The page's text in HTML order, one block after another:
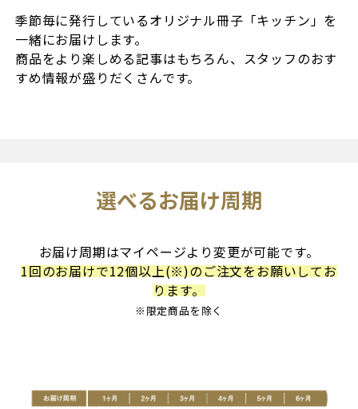
季節毎に発行しているオリジナル冊子「キッチン」を
一緒にお届けします。
商品をより楽しめる記事はもちろん、スタッフのおす
すめ情報が盛りだくさんです。
選べるお届け周期
お届け周期はマイページより変更が可能です。
1回のお届けで12個以上(※)のご注文をお願いしてお
ります。
※限定商品を除く